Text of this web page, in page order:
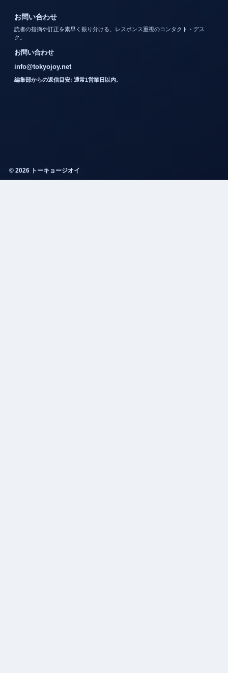
お問い合わせ
読者の指摘や訂正を素早く振り分ける、レスポンス重視のコンタクト・デス
ク。
お問い合わせ
info@tokyojoy.net
編集部からの返信目安: 通常1営業日以内。
© 2026 トーキョージオイ